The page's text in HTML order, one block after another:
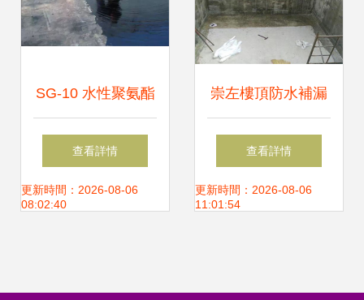
SG-10 水性聚氨酯
防水涂料
查看詳情
更新時間：2026-08-06
08:02:40
崇左樓頂防水補漏
公司_值得推薦
查看詳情
更新時間：2026-08-06
11:01:54